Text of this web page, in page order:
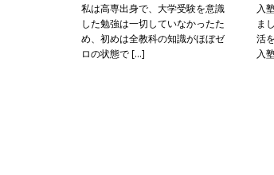
私は高専出身で、大学受験を意識
した勉強は一切していなかったた
め、初めは全教科の知識がほぼゼ
ロの状態で […]
入
ま
活
入